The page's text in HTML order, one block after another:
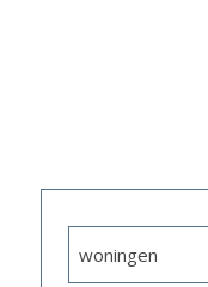
woningen